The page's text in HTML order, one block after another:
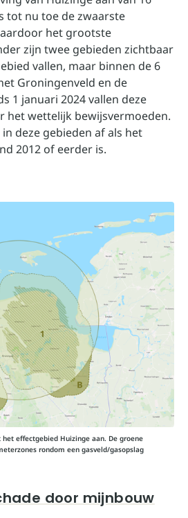
tot nu toe de zwaarste
het grootste
zijn twee gebieden zichtbaar
vallen, maar binnen de 6
Groningenveld en de
1 januari 2024 vallen deze
het wettelijk bewijsvermoeden.
deze gebieden af als het
2012 of eerder is.
effectgebied Huizinge aan. De groene
rondom een gasveld/gasopslag
door mijnbouw